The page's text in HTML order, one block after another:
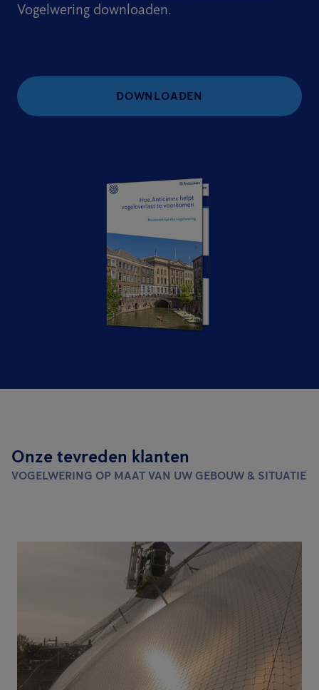
Vogelwering downloaden.
DOWNLOADEN
Onze tevreden klanten
VOGELWERING OP MAAT VAN UW GEBOUW & SITUATIE